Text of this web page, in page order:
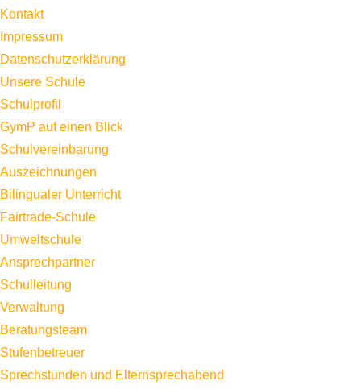
Kontakt
Impressum
Datenschutzerklärung
Unsere Schule
Schulprofil
GymP auf einen Blick
Schulvereinbarung
Auszeichnungen
Bilingualer Unterricht
Fairtrade-Schule
Umweltschule
Ansprechpartner
Schulleitung
Verwaltung
Beratungsteam
Stufenbetreuer
Sprechstunden und Elternsprechabend